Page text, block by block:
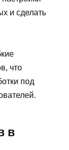
и сделать
что
под
в